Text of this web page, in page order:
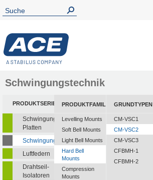
Schwingungstechnik
PRODUKTSERIEN
Schwingungsisolierende
Platten
Schwingungsdämpfer
Luftfedern
Drahtseil-
Isolatoren
PRODUKTFAMILIEN
Levelling Mounts
Soft Bell Mounts
Light Bell Mounts
Hard Bell
Mounts
Compression
Mounts
GRUNDTYPEN
CM-VSC1
CM-VSC2
CM-VSC3
CFBMH-1
CFBMH-2